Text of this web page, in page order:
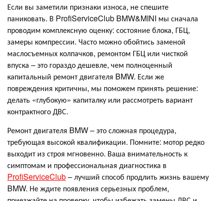
Если вы заметили признаки износа, не спешите
паниковать. В ProfiServiceClub BMW&MINI мы сначала
проводим комплексную оценку: состояние блока, ГБЦ,
замеры компрессии. Часто можно обойтись заменой
маслосъемных колпачков, ремонтом ГБЦ или чисткой
впуска – это гораздо дешевле, чем полноценный
капитальный ремонт двигателя BMW. Если же
повреждения критичны, мы поможем принять решение:
делать «глубокую» капиталку или рассмотреть вариант
контрактного ДВС.
Ремонт двигателя BMW – это сложная процедура,
требующая высокой квалификации. Помните: мотор редко
выходит из строя мгновенно. Ваша внимательность к
симптомам и профессиональная диагностика в
ProfiServiceClub– лучший способ продлить жизнь вашему
BMW. Не ждите появления серьезных проблем,